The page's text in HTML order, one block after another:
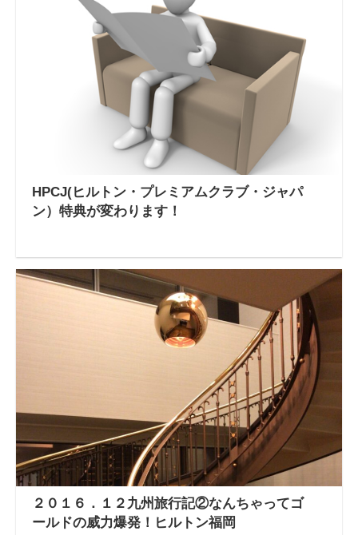
HPCJ(ヒルトン・プレミアムクラブ・ジャパ
ン）特典が変わります！
２０１６．１２九州旅行記②なんちゃってゴ
ールドの威力爆発！ヒルトン福岡